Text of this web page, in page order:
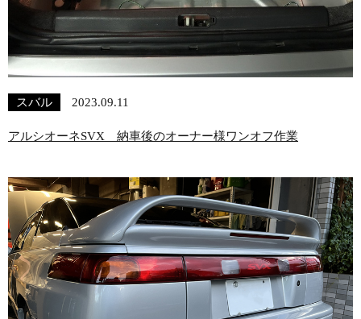
スバル 2023.09.11
アルシオーネSVX 納車後のオーナー様ワンオフ作業